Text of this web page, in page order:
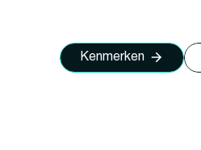
Kenmerken